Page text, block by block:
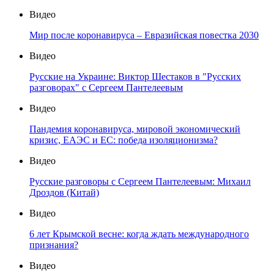
Видео
Мир после коронавируса – Евразийская повестка 2030
Видео
Русские на Украине: Виктор Шестаков в "Русских
разговорах" с Сергеем Пантелеевым
Видео
Пандемия коронавируса, мировой экономический
кризис, ЕАЭС и ЕС: победа изоляционизма?
Видео
Русские разговоры с Сергеем Пантелеевым: Михаил
Дроздов (Китай)
Видео
6 лет Крымской весне: когда ждать международного
признания?
Видео